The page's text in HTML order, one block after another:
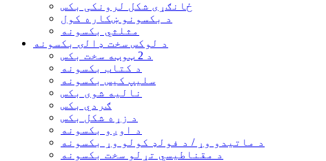
ځانګړی شکل لرونکی بکس
د بکسونو ښکاره کول
مثلثي بکسونه
د لوکس سخت ډالۍ بکسونه
د 2 ټوټه سخت بکس
د کتاب بکسونه
سلیپ کیس بکسونه
نالیه شوی بکس
ګردي بکس
د زړه شکل بکس
د اوږو بکسونه
د ماتیدو وړ / د فولډ کولو وړ بکسونه
د مقناطیسي تړلو سخت بکسونه